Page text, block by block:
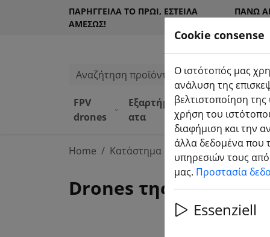
ΠΑΡΉΓΓΕΙΛΑ ΤΟ ΠΡΩΊ, ΈΣΤΕΙΛΑ
ΑΜΈΣΩΣ!
ΠΆΝΩ
Αναζήτηση προϊόντων
FPV
drones
Εξαρτήμ
ατα
Εξοπλισ
μός
α DJI
Home Κατάστημα DJI Drones της DJI
Drones της DJI
Cookie consense
Ο ιστότοπός μας
ανάλυση της
βελτιστοποίηση
χρήση του
διαφήμιση και την
άλλα δεδομένα που
υπηρεσιών τους
μας. Προστασία
Essenziell